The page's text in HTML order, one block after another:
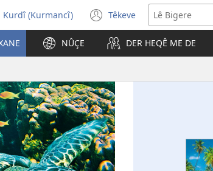
Zimanekî
hilbijêre
Kurdî (Kurmancî) Têkeve
(opens
new
window)
NÛÇE DER HEQÊ ME DE